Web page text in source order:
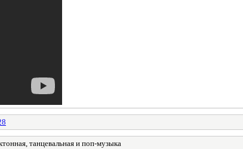
танцевальная и поп-музыка